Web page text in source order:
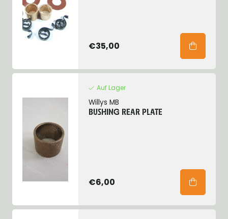
€35,00
Auf Lager
Willys MB
BUSHING REAR PLATE
€6,00